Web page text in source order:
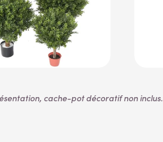
cache-pot décoratif non inclus.